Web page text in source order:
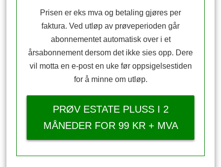
Prisen er eks mva og betaling gjøres per
faktura. Ved utløp av prøveperioden går
abonnementet automatisk over i et
årsabonnement dersom det ikke sies opp. Dere
vil motta en e-post en uke før oppsigelsestiden
for å minne om utløp.
PRØV ESTATE PLUSS I 2
MÅNEDER FOR 99 KR + MVA